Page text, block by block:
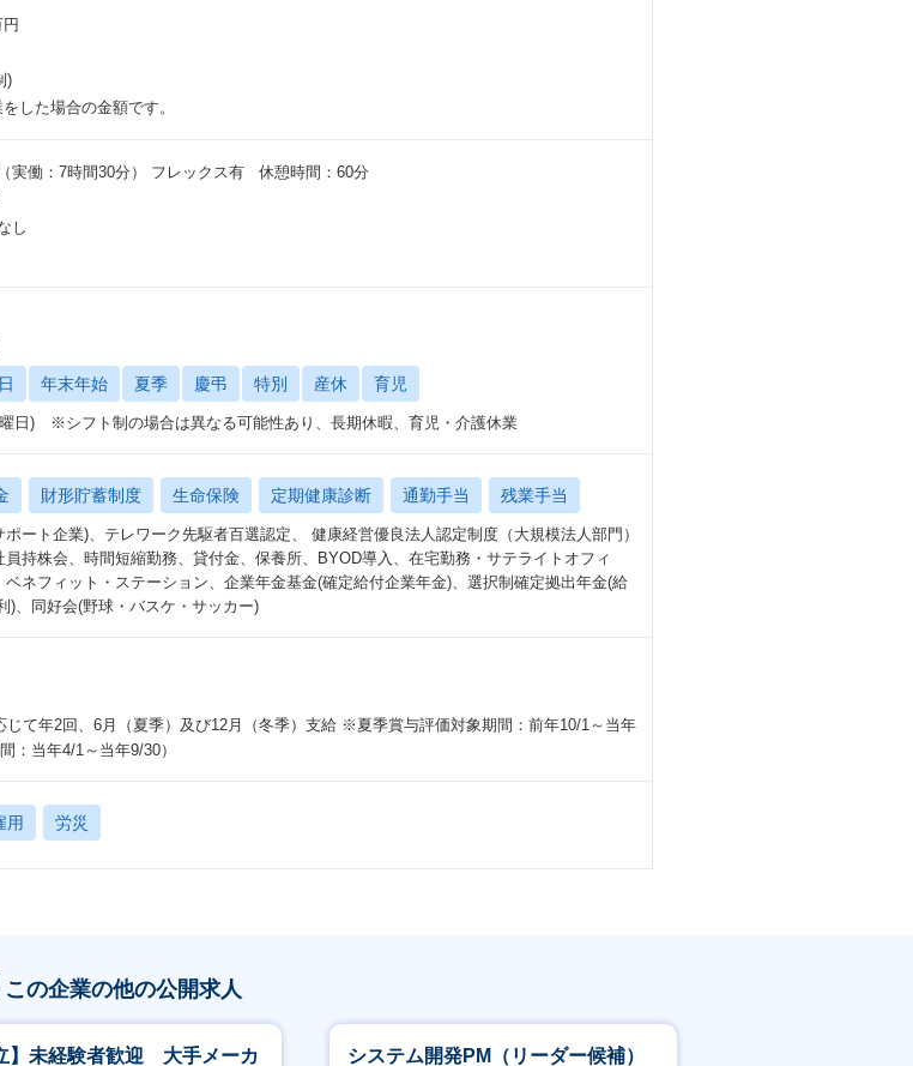
)
した場合の金額です。
実働：7時間30分） フレックス有 休憩時間：60分
し
年末年始 夏季 慶弔 特別 産休 育児
日) ※シフト制の場合は異なる可能性あり、長期休暇、育児・介護休業
財形貯蓄制度 生命保険 定期健康診断 通勤手当 残業手当
ート企業)、テレワーク先駆者百選認定、 健康経営優良法人認定制度（大規模法人部門）
持株会、時間短縮勤務、貸付金、保養所、BYOD導入、在宅勤務・サテライトオフィ
ネフィット・ステーション、企業年金基金(確定給付企業年金)、選択制確定拠出年金(給
)、同好会(野球・バスケ・サッカー)
じて年2回、6月（夏季）及び12月（冬季）支給 ※夏季賞与評価対象期間：前年10/1～当年
：当年4/1～当年9/30）
用 労災
この企業の他の公開求人
】未経験者歓迎 大手メーカ
システム開発PM（リーダー候補）